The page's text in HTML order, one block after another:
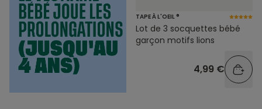
TAPE À L'OEIL ®
Lot de 3 socquettes bébé
garçon motifs lions
4,99 €